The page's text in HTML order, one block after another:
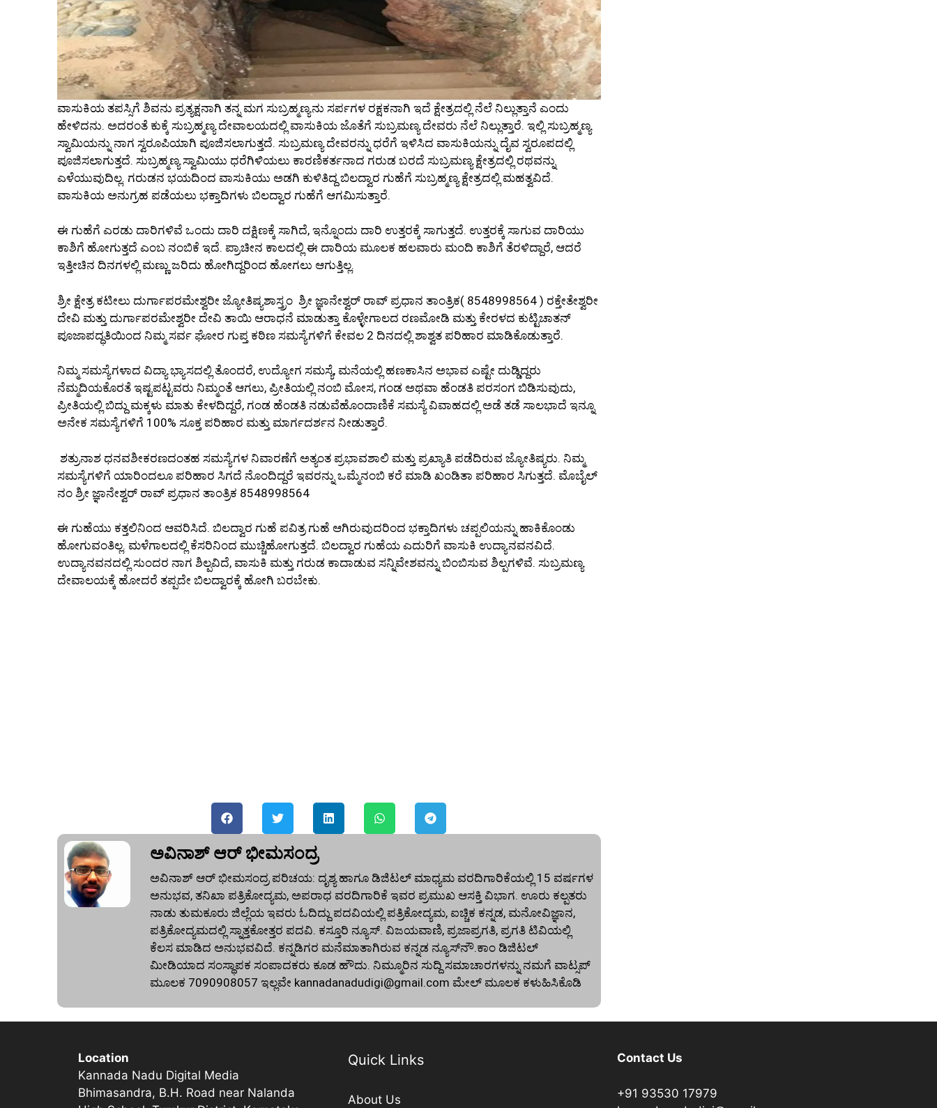
ವಾಸುಕಿಯ ತಪಸ್ಸಿಗೆ ಶಿವನು ಪ್ರತ್ಯಕ್ಷನಾಗಿ ತನ್ನ ಮಗ ಸುಬ್ರಹ್ಮಣ್ಯನು ಸರ್ಪಗಳ ರಕ್ಷಕನಾಗಿ ಇದೆ ಕ್ಷೇತ್ರದಲ್ಲಿ ನೆಲೆ ನಿಲ್ಲುತ್ತಾನೆ ಎಂದು
ಹೇಳಿದನು. ಅದರಂತೆ ಕುಕ್ಕೆ ಸುಬ್ರಹ್ಮಣ್ಯ ದೇವಾಲಯದಲ್ಲಿ ವಾಸುಕಿಯ ಜೊತೆಗೆ ಸುಬ್ರಮಣ್ಯ ದೇವರು ನೆಲೆ ನಿಲ್ಲುತ್ತಾರೆ. ಇಲ್ಲಿ ಸುಬ್ರಹ್ಮಣ್ಯ
ಸ್ವಾಮಿಯನ್ನು ನಾಗ ಸ್ವರೂಪಿಯಾಗಿ ಪೂಜಿಸಲಾಗುತ್ತದೆ. ಸುಬ್ರಮಣ್ಯ ದೇವರನ್ನು ಧರೆಗೆ ಇಳಿಸಿದ ವಾಸುಕಿಯನ್ನು ದೈವ ಸ್ವರೂಪದಲ್ಲಿ
ಪೂಜಿಸಲಾಗುತ್ತದೆ. ಸುಬ್ರಹ್ಮಣ್ಯ ಸ್ವಾಮಿಯು ಧರೆಗಿಳಿಯಲು ಕಾರಣಿಕರ್ತನಾದ ಗರುಡ ಬರದೆ ಸುಬ್ರಮಣ್ಯ ಕ್ಷೇತ್ರದಲ್ಲಿ ರಥವನ್ನು
ಎಳೆಯುವುದಿಲ್ಲ. ಗರುಡನ ಭಯದಿಂದ ವಾಸುಕಿಯು ಅಡಗಿ ಕುಳಿತಿದ್ದ ಬಿಲದ್ವಾರ ಗುಹೆಗೆ ಸುಬ್ರಹ್ಮಣ್ಯ ಕ್ಷೇತ್ರದಲ್ಲಿ ಮಹತ್ವವಿದೆ.
ವಾಸುಕಿಯ ಅನುಗ್ರಹ ಪಡೆಯಲು ಭಕ್ತಾದಿಗಳು ಬಿಲದ್ವಾರ ಗುಹೆಗೆ ಆಗಮಿಸುತ್ತಾರೆ.
ಈ ಗುಹೆಗೆ ಎರಡು ದಾರಿಗಳಿವೆ ಒಂದು ದಾರಿ ದಕ್ಷಿಣಕ್ಕೆ ಸಾಗಿದೆ, ಇನ್ನೊಂದು ದಾರಿ ಉತ್ತರಕ್ಕೆ ಸಾಗುತ್ತದೆ. ಉತ್ತರಕ್ಕೆ ಸಾಗುವ ದಾರಿಯು
ಕಾಶಿಗೆ ಹೋಗುತ್ತದೆ ಎಂಬ ನಂಬಿಕೆ ಇದೆ. ಪ್ರಾಚೀನ ಕಾಲದಲ್ಲಿ ಈ ದಾರಿಯ ಮೂಲಕ ಹಲವಾರು ಮಂದಿ ಕಾಶಿಗೆ ತೆರಳಿದ್ದಾರೆ, ಆದರೆ
ಇತ್ತೀಚಿನ ದಿನಗಳಲ್ಲಿ ಮಣ್ಣು ಜರಿದು ಹೋಗಿದ್ದರಿಂದ ಹೋಗಲು ಆಗುತ್ತಿಲ್ಲ.
ಶ್ರೀ ಕ್ಷೇತ್ರ ಕಟೀಲು ದುರ್ಗಾಪರಮೇಶ್ವರೀ ಜ್ಯೋತಿಷ್ಯಶಾಸ್ತ್ರಂ ಶ್ರೀ ಜ್ಞಾನೇಶ್ವರ್ ರಾವ್ ಪ್ರಧಾನ ತಾಂತ್ರಿಕ( 8548998564 ) ರಕ್ತೇತೇಶ್ವರೀ
ದೇವಿ ಮತ್ತು ದುರ್ಗಾಪರಮೇಶ್ವರೀ ದೇವಿ ತಾಯಿ ಆರಾಧನೆ ಮಾಡುತ್ತಾ ಕೊಳ್ಳೇಗಾಲದ ರಣಮೋಡಿ ಮತ್ತು ಕೇರಳದ ಕುಟ್ಟಿಚಾತನ್
ಪೂಜಾಪದ್ಧತಿಯಿಂದ ನಿಮ್ಮ ಸರ್ವ ಘೋರ ಗುಪ್ತ ಕಠಿಣ ಸಮಸ್ಯೆಗಳಿಗೆ ಕೇವಲ 2 ದಿನದಲ್ಲಿ ಶಾಶ್ವತ ಪರಿಹಾರ ಮಾಡಿಕೊಡುತ್ತಾರೆ.
ನಿಮ್ಮ ಸಮಸ್ಯೆಗಳಾದ ವಿದ್ಯಾ ಭ್ಯಾಸದಲ್ಲಿ ತೊಂದರೆ, ಉದ್ಯೋಗ ಸಮಸ್ಯೆ, ಮನೆಯಲ್ಲಿ ಹಣಕಾಸಿನ ಅಭಾವ ಎಷ್ಟೇ ದುಡ್ಡಿದ್ದರು
ನೆಮ್ಮದಿಯಕೊರತೆ ಇಷ್ಟಪಟ್ಟವರು ನಿಮ್ಮಂತೆ ಆಗಲು, ಪ್ರೀತಿಯಲ್ಲಿ ನಂಬಿ ಮೋಸ, ಗಂಡ ಅಥವಾ ಹೆಂಡತಿ ಪರಸಂಗ ಬಿಡಿಸುವುದು,
ಪ್ರೀತಿಯಲ್ಲಿ ಬಿದ್ದು ಮಕ್ಕಳು ಮಾತು ಕೇಳದಿದ್ದರೆ, ಗಂಡ ಹೆಂಡತಿ ನಡುವೆಹೊಂದಾಣಿಕೆ ಸಮಸ್ಯೆ ವಿವಾಹದಲ್ಲಿ ಅಡೆ ತಡೆ ಸಾಲಭಾದೆ ಇನ್ನೂ
ಅನೇಕ ಸಮಸ್ಯೆಗಳಿಗೆ 100% ಸೂಕ್ತ ಪರಿಹಾರ ಮತ್ತು ಮಾರ್ಗದರ್ಶನ ನೀಡುತ್ತಾರೆ.
ಶತ್ರುನಾಶ ಧನವಶೀಕರಣದಂತಹ ಸಮಸ್ಯೆಗಳ ನಿವಾರಣೆಗೆ ಅತ್ಯಂತ ಪ್ರಭಾವಶಾಲಿ ಮತ್ತು ಪ್ರಖ್ಯಾತಿ ಪಡೆದಿರುವ ಜ್ಯೋತಿಷ್ಯರು. ನಿಮ್ಮ
ಸಮಸ್ಯೆಗಳಿಗೆ ಯಾರಿಂದಲೂ ಪರಿಹಾರ ಸಿಗದೆ ನೊಂದಿದ್ದರೆ ಇವರನ್ನು ಒಮ್ಮೆನಂಬಿ ಕರೆ ಮಾಡಿ ಖಂಡಿತಾ ಪರಿಹಾರ ಸಿಗುತ್ತದೆ. ಮೊಬೈಲ್
ನಂ ಶ್ರೀ ಜ್ಞಾನೇಶ್ವರ್ ರಾವ್ ಪ್ರಧಾನ ತಾಂತ್ರಿಕ 8548998564
ಈ ಗುಹೆಯು ಕತ್ತಲಿನಿಂದ ಆವರಿಸಿದೆ. ಬಿಲದ್ವಾರ ಗುಹೆ ಪವಿತ್ರ ಗುಹೆ ಆಗಿರುವುದರಿಂದ ಭಕ್ತಾದಿಗಳು ಚಪ್ಪಲಿಯನ್ನು ಹಾಕಿಕೊಂಡು
ಹೋಗುವಂತಿಲ್ಲ. ಮಳೆಗಾಲದಲ್ಲಿ ಕೆಸರಿನಿಂದ ಮುಚ್ಚಿಹೋಗುತ್ತದೆ. ಬಿಲದ್ವಾರ ಗುಹೆಯ ಎದುರಿಗೆ ವಾಸುಕಿ ಉದ್ಯಾನವನವಿದೆ.
ಉದ್ಯಾನವನದಲ್ಲಿ ಸುಂದರ ನಾಗ ಶಿಲ್ಪವಿದೆ, ವಾಸುಕಿ ಮತ್ತು ಗರುಡ ಕಾದಾಡುವ ಸನ್ನಿವೇಶವನ್ನು ಬಿಂಬಿಸುವ ಶಿಲ್ಪಗಳಿವೆ. ಸುಬ್ರಮಣ್ಯ
ದೇವಾಲಯಕ್ಕೆ ಹೋದರೆ ತಪ್ಪದೇ ಬಿಲದ್ವಾರಕ್ಕೆ ಹೋಗಿ ಬರಬೇಕು.
ಅವಿನಾಶ್‌ ಆರ್‌ ಭೀಮಸಂದ್ರ
ಅವಿನಾಶ್‌ ಆರ್‌ ಭೀಮಸಂದ್ರ ಪರಿಚಯ: ದೃಶ್ಯ ಹಾಗೂ ಡಿಜಿಟಲ್ ಮಾಧ್ಯಮ ವರದಿಗಾರಿಕೆಯಲ್ಲಿ 15 ವರ್ಷಗಳ
ಅನುಭವ, ತನಿಖಾ ಪತ್ರಿಕೋದ್ಯಮ, ಅಪರಾಧ ವರದಿಗಾರಿಕೆ ಇವರ ಪ್ರಮುಖ ಆಸಕ್ತಿ ವಿಭಾಗ. ಊರು ಕಲ್ಪತರು
ನಾಡು ತುಮಕೂರು ಜಿಲ್ಲೆಯ ಇವರು ಓದಿದ್ದು ಪದವಿಯಲ್ಲಿ ಪತ್ರಿಕೋದ್ಯಮ, ಐಚ್ಚಿಕ ಕನ್ನಡ, ಮನೋವಿಜ್ಞಾನ,
ಪತ್ರಿಕೋದ್ಯಮದಲ್ಲಿ ಸ್ನಾತ್ತಕೋತ್ತರ ಪದವಿ. ಕಸ್ತೂರಿ ನ್ಯೂಸ್‌. ವಿಜಯವಾಣಿ, ಪ್ರಜಾಪ್ರಗತಿ, ಪ್ರಗತಿ ಟಿವಿಯಲ್ಲಿ
ಕೆಲಸ ಮಾಡಿದ ಅನುಭವವಿದೆ. ಕನ್ನಡಿಗರ ಮನೆಮಾತಾಗಿರುವ ಕನ್ನಡ ನ್ಯೂಸ್‌ನೌ.ಕಾಂ ಡಿಜಿಟಲ್‌
ಮೀಡಿಯಾದ ಸಂಸ್ಥಾಪಕ ಸಂಪಾದಕರು ಕೂಡ ಹೌದು. ನಿಮ್ಮೂರಿನ ಸುದ್ದಿ ಸಮಾಚಾರಗಳನ್ನು ನಮಗೆ ವಾಟ್ಸಪ್‌
ಮೂಲಕ 7090908057 ಇಲ್ಲವೇ kannadanadudigi@gmail.com ಮೇಲ್‌ ಮೂಲಕ ಕಳುಹಿಸಿಕೊಡಿ
Location
Kannada Nadu Digital Media
Bhimasandra, B.H. Road near Nalanda
Quick Links
About Us
Contact Us
+91 93530 17979